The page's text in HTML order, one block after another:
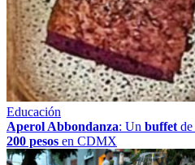
Educación
Aperol Abbondanza: Un buffet de
200 pesos en CDMX